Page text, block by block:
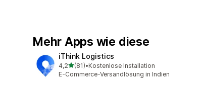
Mehr Apps wie diese
iThink Logistics
4,2von 5 Sternen
(81)
81 Rezensionen insgesamt
•Kostenlose Installation
E-Commerce-Versandlösung in Indien